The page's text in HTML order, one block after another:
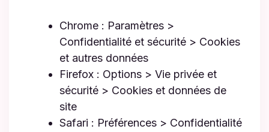
Chrome : Paramètres >
Confidentialité et sécurité > Cookies
et autres données
Firefox : Options > Vie privée et
sécurité > Cookies et données de
site
Safari : Préférences > Confidentialité